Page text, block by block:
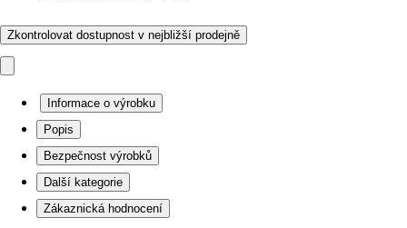
Zkontrolovat dostupnost v nejbližší prodejně
Informace o výrobku
Popis
Bezpečnost výrobků
Další kategorie
Zákaznická hodnocení